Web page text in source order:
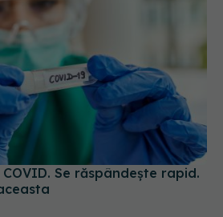
COVID. Se răspândește rapid.